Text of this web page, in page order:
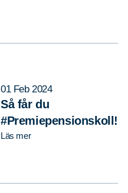
01 Feb 2024
Så får du
#Premiepensionskoll!
Läs mer